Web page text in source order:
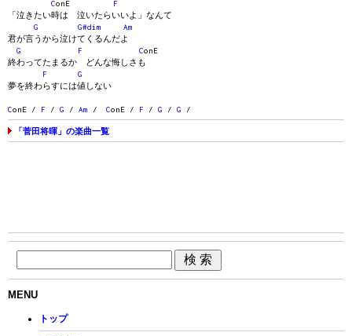
ConE F
「泣きたい時は 泣いたらいいよ」なんて
G
G#dim
Am
君が言うから泣けてくるんだよ
G
F ConE
終わってたまるか どんな悔しさも
F
G
夢を終わらすには値しない
ConE / F / G / Am / ConE / F / G / G /
「菅田将暉」の楽曲一覧
MENU
トップ